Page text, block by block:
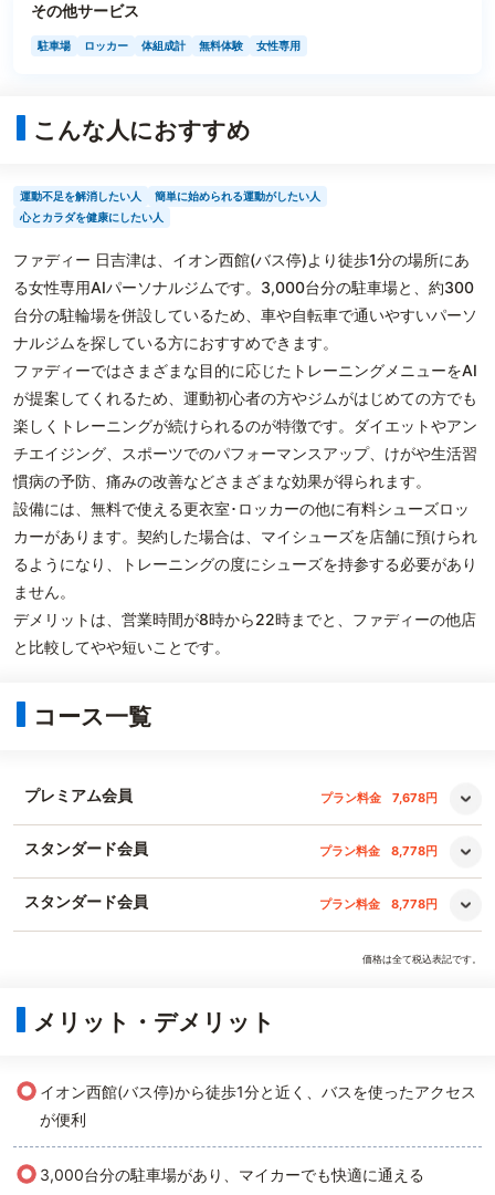
その他サービス
駐車場 ロッカー 体組成計 無料体験 女性専用
こんな人におすすめ
運動不足を解消したい人
簡単に始められる運動がしたい人
心とカラダを健康にしたい人
ファディー 日吉津は、イオン西館(バス停)より徒歩1分の場所にあ
る女性専用AIパーソナルジムです。3,000台分の駐車場と、約300
台分の駐輪場を併設しているため、車や自転車で通いやすいパーソ
ナルジムを探している方におすすめできます。
ファディーではさまざまな目的に応じたトレーニングメニューをAI
が提案してくれるため、運動初心者の方やジムがはじめての方でも
楽しくトレーニングが続けられるのが特徴です。ダイエットやアン
チエイジング、スポーツでのパフォーマンスアップ、けがや生活習
慣病の予防、痛みの改善などさまざまな効果が得られます。
設備には、無料で使える更衣室･ロッカーの他に有料シューズロッ
カーがあります。契約した場合は、マイシューズを店舗に預けられ
るようになり、トレーニングの度にシューズを持参する必要があり
ません。
デメリットは、営業時間が8時から22時までと、ファディーの他店
と比較してやや短いことです。
コース一覧
プレミアム会員 プラン料金 7,678円
スタンダード会員 プラン料金 8,778円
スタンダード会員 プラン料金 8,778円
価格は全て税込表記です。
メリット・デメリット
○ イオン西館(バス停)から徒歩1分と近く、バスを使ったアクセス
が便利
○ 3,000台分の駐車場があり、マイカーでも快適に通える